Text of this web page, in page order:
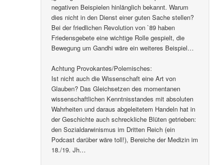
negativen Beispielen hinlänglich bekannt. Warum
dies nicht in den Dienst einer guten Sache stellen?
Bei der friedlichen Revolution von `89 haben
Friedensgebete eine wichtige Rolle gespielt, die
Bewegung um Gandhi wäre ein weiteres Beispiel…
Achtung Provokantes/Polemisches:
Ist nicht auch die Wissenschaft eine Art von
Glauben? Das Gleichsetzen des momentanen
wissenschaftlichen Kenntnisstandes mit absoluten
Wahrheiten und daraus abgeleitetem Handeln hat in
der Geschichte auch schreckliche Blüten getrieben:
den Sozialdarwinismus im Dritten Reich (ein
Podcast darüber wäre toll!), Bereiche der Medizin im
18./19. Jh…